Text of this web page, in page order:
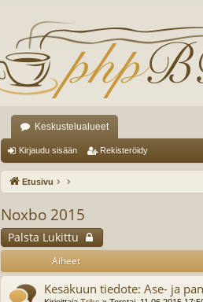
Keskustelualueet
Kirjaudu sisään Rekisteröidy
Etusivu
Noxbo 2015
Palsta Lukittu
Aiheet
Kesäkuun tiedote: Ase- ja